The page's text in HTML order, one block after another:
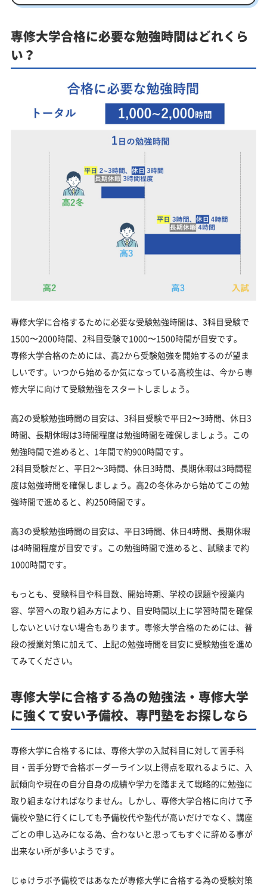
専修大学合格に必要な勉強時間はどれくら
い？
専修大学に合格するために必要な受験勉強時間は、3科目受験で
1500〜2000時間、2科目受験で1000〜1500時間が目安です。
専修大学合格のためには、高2から受験勉強を開始するのが望ま
しいです。いつから始めるか気になっている高校生は、今から専
修大学に向けて受験勉強をスタートしましょう。
高2の受験勉強時間の目安は、3科目受験で平日2〜3時間、休日3
時間、長期休暇は3時間程度は勉強時間を確保しましょう。この
勉強時間で進めると、1年間で約900時間です。
2科目受験だと、平日2〜3時間、休日3時間、長期休暇は3時間程
度は勉強時間を確保しましょう。高2の冬休みから始めてこの勉
強時間で進めると、約250時間です。
高3の受験勉強時間の目安は、平日3時間、休日4時間、長期休暇
は4時間程度が目安です。この勉強時間で進めると、試験まで約
1000時間です。
もっとも、受験科目や科目数、開始時期、学校の課題や授業内
容、学習への取り組み方により、目安時間以上に学習時間を確保
しないといけない場合もあります。専修大学合格のためには、普
段の授業対策に加えて、上記の勉強時間を目安に受験勉強を進め
てみてください。
専修大学に合格する為の勉強法・専修大学
に強くて安い予備校、専門塾をお探しなら
専修大学に合格するには、専修大学の入試科目に対して苦手科
目・苦手分野で合格ボーダーライン以上得点を取れるように、入
試傾向や現在の自分自身の成績や学力を踏まえて戦略的に勉強に
取り組まなければなりません。しかし、専修大学合格に向けて予
備校や塾に行くにしても予備校代や塾代が高いだけでなく、講座
ごとの申し込みになる為、合わないと思ってもすぐに辞める事が
出来ない所が多いようです。
じゅけラボ予備校ではあなたが専修大学に合格する為の受験対策